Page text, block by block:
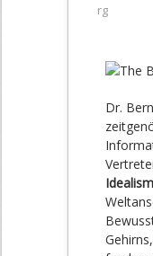
rg
Dr.